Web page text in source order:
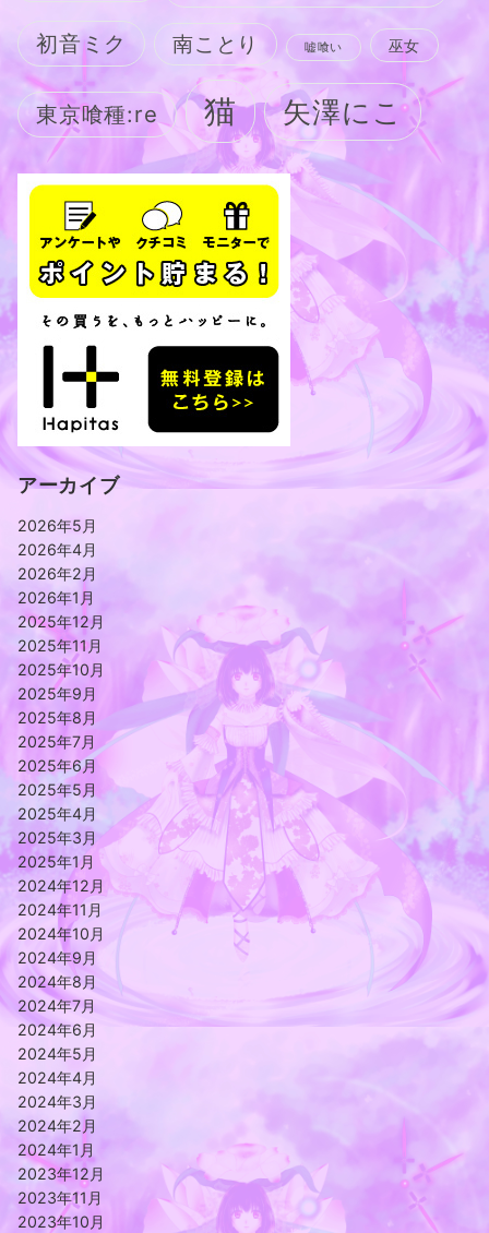
初音ミク 南ことり 嘘喰い 巫女
東京喰種:re 猫 矢澤にこ
アーカイブ
2026年5月
2026年4月
2026年2月
2026年1月
2025年12月
2025年11月
2025年10月
2025年9月
2025年8月
2025年7月
2025年6月
2025年5月
2025年4月
2025年3月
2025年1月
2024年12月
2024年11月
2024年10月
2024年9月
2024年8月
2024年7月
2024年6月
2024年5月
2024年4月
2024年3月
2024年2月
2024年1月
2023年12月
2023年11月
2023年10月